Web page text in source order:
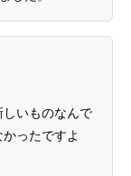
いものなんで
ったですよ